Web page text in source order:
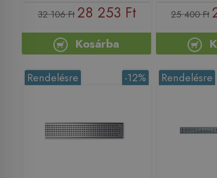
32 106 Ft 28 253 Ft
Kosárba
25 400 Ft
-12%
Rendelésre Rendelésre